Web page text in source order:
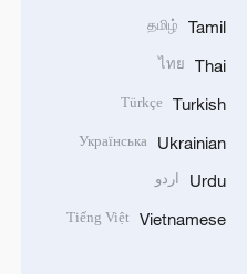
Tamil
தமிழ்
Thai
ไทย
Turkish
Türkçe
Ukrainian
Українська
Urdu اردو
Vietnamese
Tiếng Việt